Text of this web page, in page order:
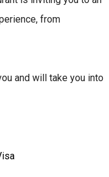
from
and will take you into